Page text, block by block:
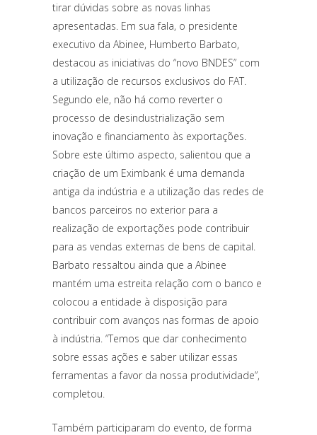
tirar dúvidas sobre as novas linhas
apresentadas. Em sua fala, o presidente
executivo da Abinee, Humberto Barbato,
destacou as iniciativas do “novo BNDES” com
a utilização de recursos exclusivos do FAT.
Segundo ele, não há como reverter o
processo de desindustrialização sem
inovação e financiamento às exportações.
Sobre este último aspecto, salientou que a
criação de um Eximbank é uma demanda
antiga da indústria e a utilização das redes de
bancos parceiros no exterior para a
realização de exportações pode contribuir
para as vendas externas de bens de capital.
Barbato ressaltou ainda que a Abinee
mantém uma estreita relação com o banco e
colocou a entidade à disposição para
contribuir com avanços nas formas de apoio
à indústria. “Temos que dar conhecimento
sobre essas ações e saber utilizar essas
ferramentas a favor da nossa produtividade”,
completou.
Também participaram do evento, de forma